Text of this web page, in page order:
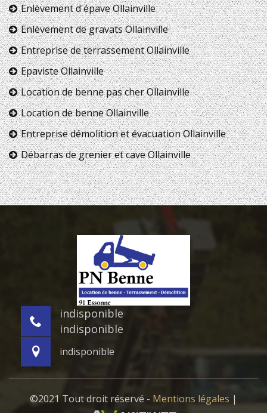
Enlèvement d'épave Ollainville
Enlèvement de gravats Ollainville
Entreprise de terrassement Ollainville
Epaviste Ollainville
Location de benne pas cher Ollainville
Location de benne Ollainville
Entreprise démolition et évacuation Ollainville
Débarras de grenier et cave Ollainville
indisponible
indisponible
indisponible
©2021 Tout droit réservé - Mentions légales |